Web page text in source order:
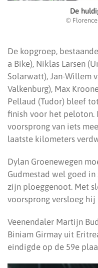
De
© Florence
De kopgroep,
a Bike), Niklas Larsen
Solarwatt), Jan-Willem
Valkenburg), Max
Pellaud (Tudor) bleef
finish voor het peloton.
voorsprong van iets
laatste kilometers
Dylan Groenewegen
Gudmestad wel goed
zijn ploeggenoot. Met
voorsprong versloeg hij
Veenendaler Martijn
Biniam Girmay uit
eindigde op de 59e